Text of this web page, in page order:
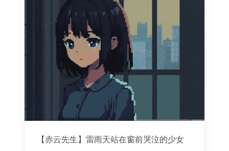
【赤云先生】雷雨天站在窗前哭泣的少女